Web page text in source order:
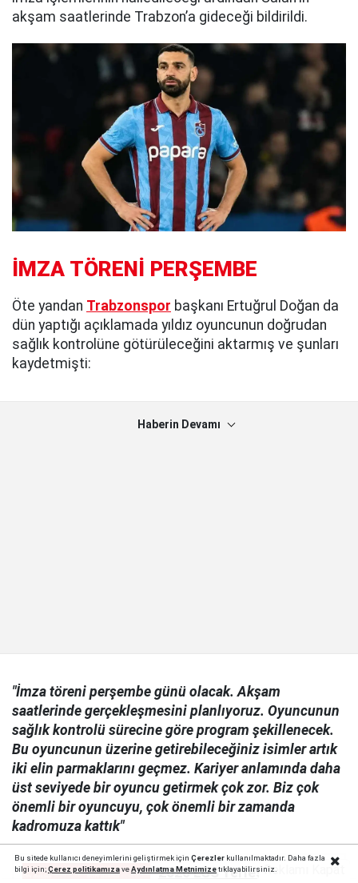
akşam saatlerinde Trabzon’a gideceği bildirildi.
İMZA TÖRENİ PERŞEMBE
Öte yandan Trabzonspor başkanı Ertuğrul Doğan da
dün yaptığı açıklamada yıldız oyuncunun doğrudan
sağlık kontrolüne götürüleceğini aktarmış ve şunları
kaydetmişti:
Haberin Devamı
"İmza töreni perşembe günü olacak. Akşam
saatlerinde gerçekleşmesini planlıyoruz. Oyuncunun
sağlık kontrolü sürecine göre program şekillenecek.
Bu oyuncunun üzerine getirebileceğiniz isimler artık
iki elin parmaklarını geçmez. Kariyer anlamında daha
üst seviyede bir oyuncu getirmek çok zor. Biz çok
önemli bir oyuncuyu, çok önemli bir zamanda
kadromuza kattık"
2026 LGS Yerleştirme
Bu sitede kullanıcı deneyimlerini geliştirmek için Çerezlerkullanılmaktadır. Daha fazla
bilgi için;Çerez politikamızaveAydınlatma Metnimizetıklayabilirsiniz.Reklamı Kapat